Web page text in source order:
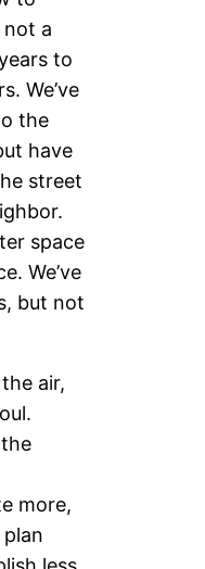
not a
to
We’ve
the
have
street
space
We’ve
but not
air,
more,
plan